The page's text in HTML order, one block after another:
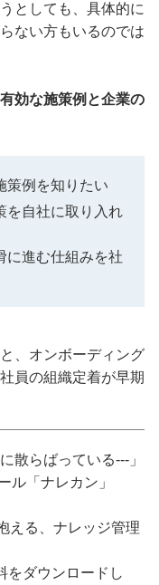
としても、具体的に
ない方もいるのでは
効な施策例と企業の
策例を知りたい
を自社に取り入れ
に進む仕組みを社
、オンボーディング
員の組織定着が早期
散らばっている---」
ル「ナレカン」
える、ナレッジ管理
をダウンロードし